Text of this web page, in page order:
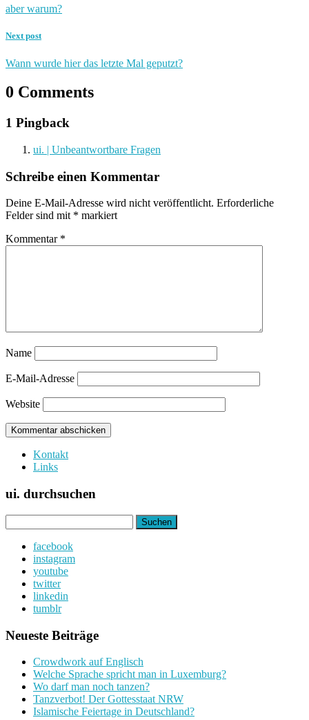
aber warum?
Next post
Wann wurde hier das letzte Mal geputzt?
0 Comments
1 Pingback
ui. | Unbeantwortbare Fragen
Schreibe einen Kommentar
Deine E-Mail-Adresse wird nicht veröffentlicht. Erforderliche
Felder sind mit * markiert
Kommentar *
Name
E-Mail-Adresse
Website
Kontakt
Links
ui. durchsuchen
nach:
facebook
instagram
youtube
twitter
linkedin
tumblr
Neueste Beiträge
Crowdwork auf Englisch
Welche Sprache spricht man in Luxemburg?
Wo darf man noch tanzen?
Tanzverbot! Der Gottesstaat NRW
Islamische Feiertage in Deutschland?